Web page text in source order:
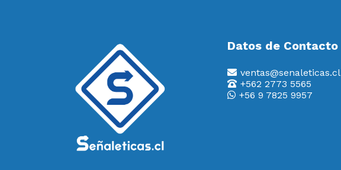
Datos de Contacto
ventas@senaleticas.cl
+562 2773 5565
+56 9 7825 9957